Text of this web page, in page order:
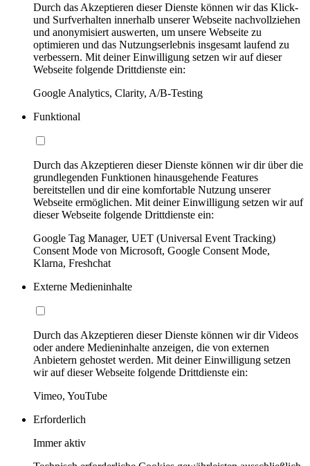
Durch das Akzeptieren dieser Dienste können wir das Klick-
und Surfverhalten innerhalb unserer Webseite nachvollziehen
und anonymisiert auswerten, um unsere Webseite zu
optimieren und das Nutzungserlebnis insgesamt laufend zu
verbessern. Mit deiner Einwilligung setzen wir auf dieser
Webseite folgende Drittdienste ein:
Google Analytics, Clarity, A/B-Testing
Funktional
Durch das Akzeptieren dieser Dienste können wir dir über die
grundlegenden Funktionen hinausgehende Features
bereitstellen und dir eine komfortable Nutzung unserer
Webseite ermöglichen. Mit deiner Einwilligung setzen wir auf
dieser Webseite folgende Drittdienste ein:
Google Tag Manager, UET (Universal Event Tracking)
Consent Mode von Microsoft, Google Consent Mode,
Klarna, Freshchat
Externe Medieninhalte
Durch das Akzeptieren dieser Dienste können wir dir Videos
oder andere Medieninhalte anzeigen, die von externen
Anbietern gehostet werden. Mit deiner Einwilligung setzen
wir auf dieser Webseite folgende Drittdienste ein:
Vimeo, YouTube
Erforderlich
Immer aktiv